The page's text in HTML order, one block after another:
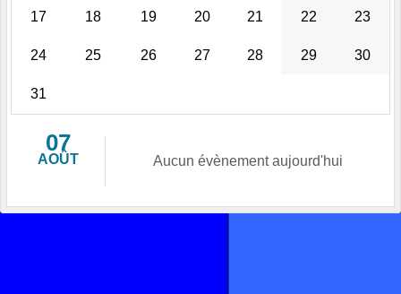
17 18 19 20 21 22 23
24 25 26 27 28 29 30
31
07
AOÛT Aucun évènement aujourd'hui